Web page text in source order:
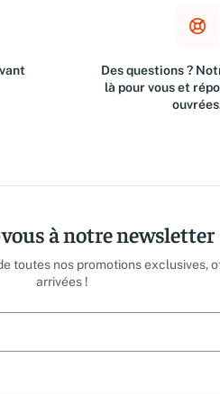
Des questions ?
là pour vous et
à notre newsletter
toutes nos promotions exclusives,
arrivées !